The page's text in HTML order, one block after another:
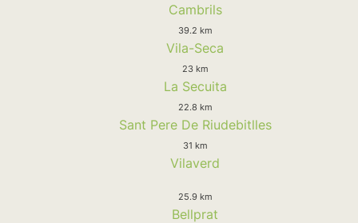
Cambrils
39.2 km
Vila-Seca
23 km
La Secuita
22.8 km
Sant Pere De Riudebitlles
31 km
Vilaverd
25.9 km
Bellprat